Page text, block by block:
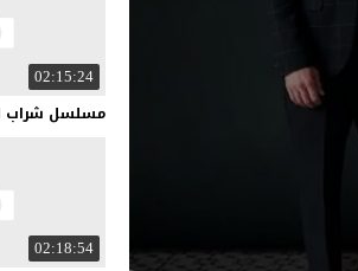
02:15:24
مسلسل شراب
02:18:54